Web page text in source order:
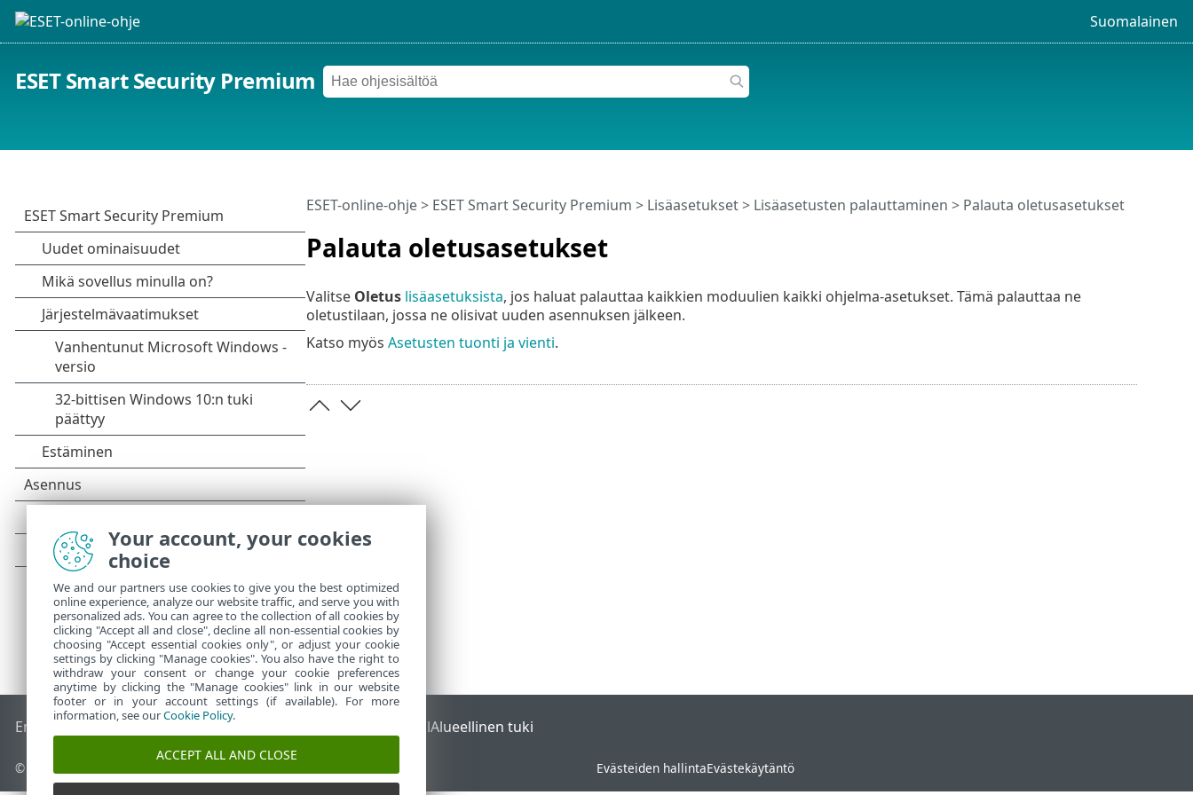
Suomalainen
ESET Smart Security Premium
Palauta oletusasetukset
ESET-online-ohje> ESET Smart Security Premium > Lisäasetukset> Lisäasetusten palauttaminen > Palauta oletusasetukset
Valitse Oletus lisäasetuksista, jos haluat palauttaa kaikkien moduulien kaikki ohjelma-asetukset. Tämä palauttaa ne
oletustilaan, jossa ne olisivat uuden asennuksen jälkeen.
Katso myös Asetusten tuonti ja vienti.
End of Life ESET-tietämyskanta ESET-foorumi ESET Status PortalAlueellinen tuki
© 1992 - 2026 ESET, spol. s r.o. – Kaikki oikeudet pidätetään. Evästeiden hallintaEvästekäytäntö
Your account, your cookies
choice
We and our partners use cookies to give you the best optimized
online experience, analyze our website traffic, and serve you with
personalized ads. You can agree to the collection of all cookies by
clicking "Accept all and close", decline all non-essential cookies by
choosing "Accept essential cookies only", or adjust your cookie
settings by clicking "Manage cookies". You also have the right to
withdraw your consent or change your cookie preferences
anytime by clicking the "Manage cookies" link in our website
footer or in your account settings (if available). For more
information, see ourCookie Policy.
ACCEPT ALL AND CLOSE